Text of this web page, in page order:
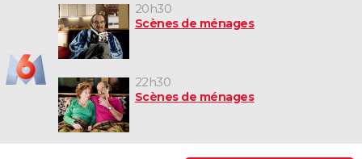
20h30
Scènes de ménages
22h30
Scènes de ménages